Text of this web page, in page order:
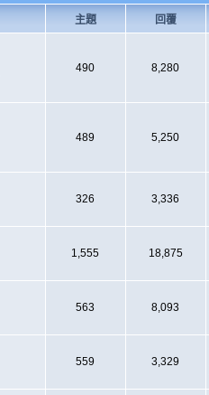
主題 回覆
490 8,280
489 5,250
326 3,336
1,555 18,875
563 8,093
559 3,329